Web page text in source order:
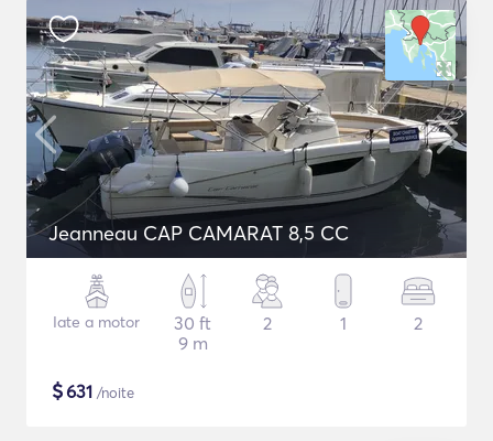
Jeanneau CAP CAMARAT 8,5 CC
Iate a motor
30 ft
9 m
2 1 2
$631 /noite